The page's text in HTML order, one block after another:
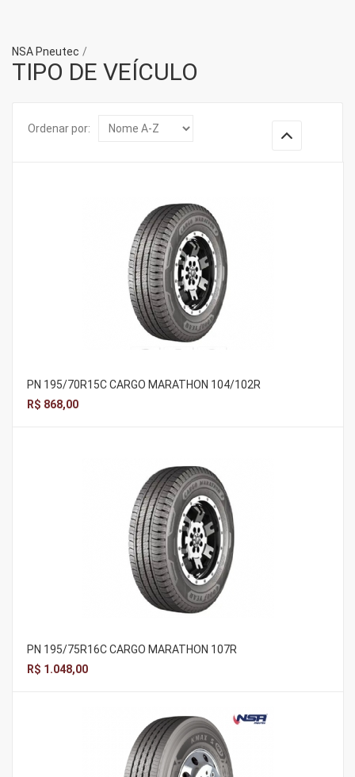
NSA Pneutec
TIPO DE VEÍCULO
Ordenar por:
PN 195/70R15C CARGO MARATHON 104/102R
R$ 868,00
PN 195/75R16C CARGO MARATHON 107R
R$ 1.048,00